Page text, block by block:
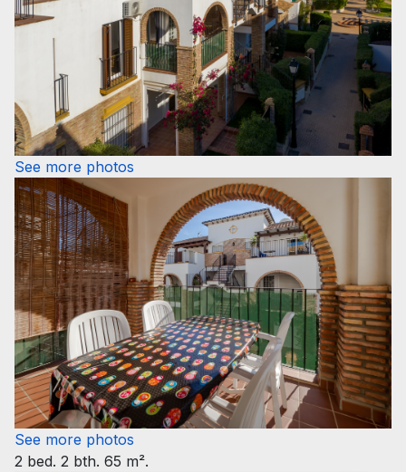
See more photos
See more photos
2 bed. 2 bth. 65 m².